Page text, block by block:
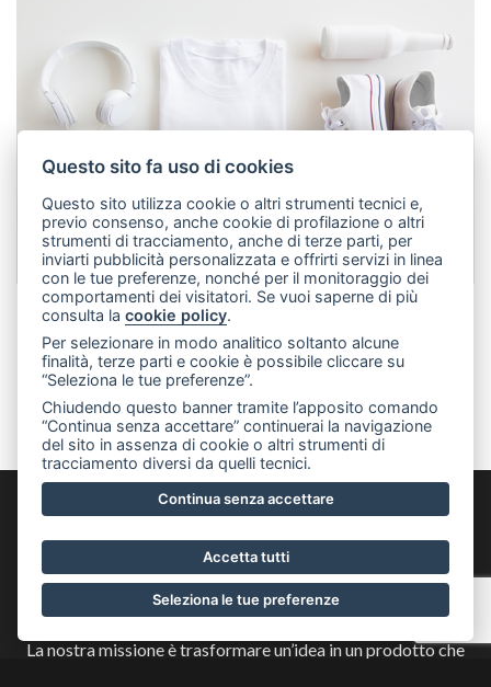
SVILUPPO
MERCHANDISE
Come si crea un prodotto
vincente?
La nostra missione è trasformare un’idea in un prodotto che
Questo sito fa uso di cookies
Questo sito utilizza cookie o altri strumenti tecnici e,
previo consenso, anche cookie di profilazione o altri
strumenti di tracciamento, anche di terze parti, per
inviarti pubblicità personalizzata e offrirti servizi in linea
con le tue preferenze, nonché per il monitoraggio dei
comportamenti dei visitatori. Se vuoi saperne di più
consulta lacookie policy.
Per selezionare in modo analitico soltanto alcune
finalità, terze parti e cookie è possibile cliccare su
“Seleziona le tue preferenze”.
Chiudendo questo banner tramite l’apposito comando
“Continua senza accettare” continuerai la navigazione
del sito in assenza di cookie o altri strumenti di
tracciamento diversi da quelli tecnici.
Continua senza accettare
Accetta tutti
Seleziona le tue preferenze